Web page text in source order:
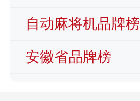
自动麻将机品牌榜
安徽省品牌榜